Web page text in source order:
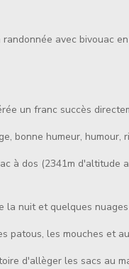
avec bivouac
un franc succès
bonne humeur, humour,
dos (2341m d'altitude
nuit et quelques
patous, les mouches et
d'allèger les sacs au